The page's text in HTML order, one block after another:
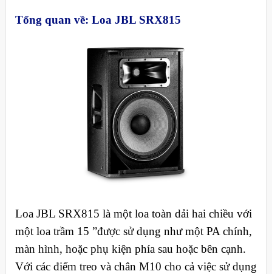
Tổng quan về: Loa JBL SRX815
Loa JBL SRX815 là một loa toàn dải hai chiều với
một loa trầm 15 ”được sử dụng như một PA chính,
màn hình, hoặc phụ kiện phía sau hoặc bên cạnh.
Với các điểm treo và chân M10 cho cả việc sử dụng